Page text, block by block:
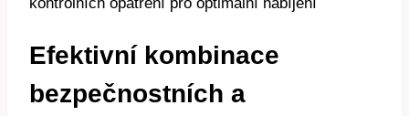
Efektivní kombinace
bezpečnostních a